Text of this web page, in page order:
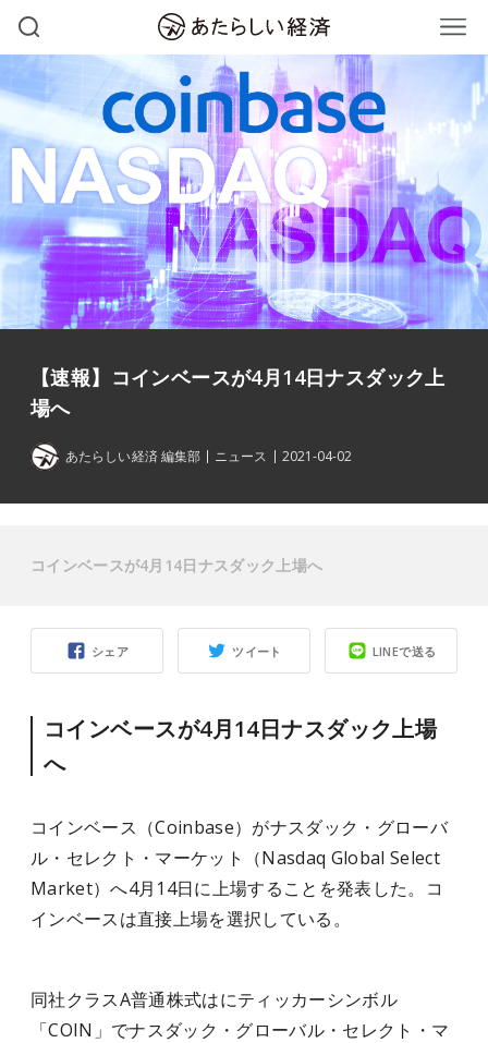
【速報】コインベースが4月14日ナスダック上
場へ
あたらしい経済 編集部 ニュース 2021-04-02
シェア ツイート LINEで送る
コインベースが4月14日ナスダック上場
へ
コインベース（Coinbase）がナスダック・グローバ
ル・セレクト・マーケット（Nasdaq Global Select
Market）へ4月14日に上場することを発表した。コ
インベースは直接上場を選択している。
同社クラスA普通株式はにティッカーシンボル
「COIN」でナスダック・グローバル・セレクト・マ
コインベースが4月14日ナスダック上場へ